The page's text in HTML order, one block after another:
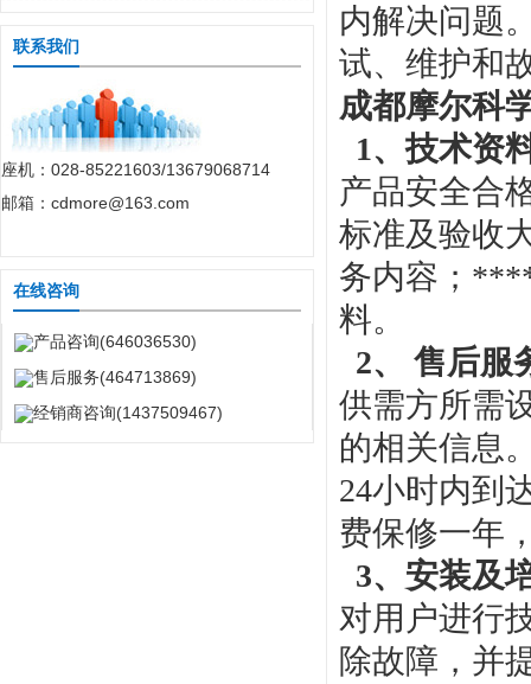
联系我们
座机：028-85221603/13679068714
邮箱：cdmore@163.com
在线咨询
产品咨询(646036530)
售后服务(464713869)
经销商咨询(1437509467)
内解决问题
试、维护和
成都摩尔科
1、技术资
产品安全合
标准及验收
务内容；
料。
2、 售后服
供需方所需
的相关信息
24小时内到
费保修一年
3、安装及
对用户进行
除故障，并